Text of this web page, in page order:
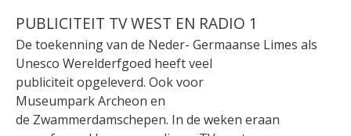
PUBLICITEIT TV WEST EN RADIO 1
De toekenning van de Neder- Germaanse Limes als
Unesco Werelderfgoed heeft veel
publiciteit opgeleverd. Ook voor
Museumpark Archeon en
de Zwammerdamschepen. In de weken eraan